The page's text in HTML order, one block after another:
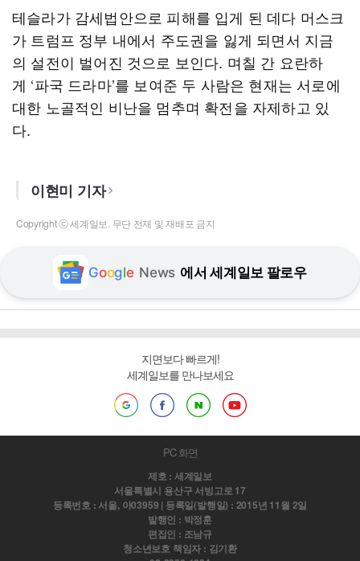
테슬라가 감세법안으로 피해를 입게 된 데다 머스크
가 트럼프 정부 내에서 주도권을 잃게 되면서 지금
의 설전이 벌어진 것으로 보인다. 며칠 간 요란하
게 ‘파국 드라마’를 보여준 두 사람은 현재는 서로에
대한 노골적인 비난을 멈추며 확전을 자제하고 있
다.
이현미 기자
Copyright ⓒ 세계일보. 무단 전재 및 재배포 금지
Google News 에서 세계일보 팔로우
지면보다 빠르게!
세계일보를 만나보세요
PC 화면
제호 : 세계일보
서울특별시 용산구 서빙고로 17
등록번호 : 서울, 아03959 | 등록일(발행일) : 2015년 11월 2일
발행인 : 박정훈
편집인 : 조남규
청소년보호 책임자 : 김기환